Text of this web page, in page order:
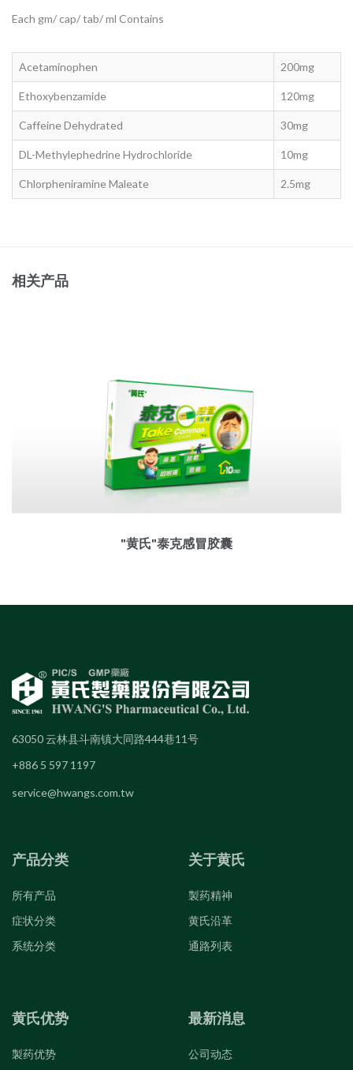
Each gm/ cap/ tab/ ml Contains
Acetaminophen 200mg
Ethoxybenzamide 120mg
Caffeine Dehydrated 30mg
DL-Methylephedrine Hydrochloride 10mg
Chlorpheniramine Maleate 2.5mg
相关产品
"黄氏"泰克感冒胶囊
63050 云林县斗南镇大同路444巷11号
+886 5 597 1197
service@hwangs.com.tw
产品分类
所有产品
症状分类
系统分类
关于黄氏
製药精神
黄氏沿革
通路列表
黄氏优势
製药优势
最新消息
公司动态